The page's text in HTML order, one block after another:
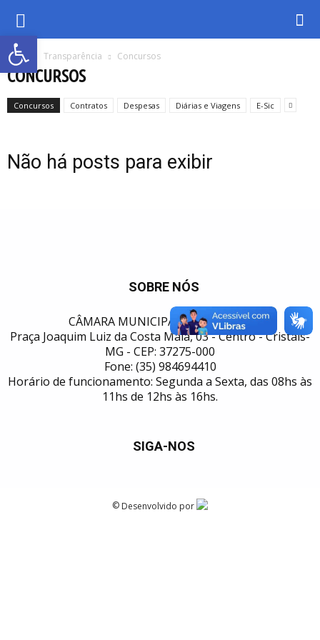
Abrir a barra de ferramentas
Inicio Transparência Concursos
CONCURSOS
Concursos Contratos Despesas Diárias e Viagens E-Sic
Não há posts para exibir
SOBRE NÓS
CÂMARA MUNICIPAL DE CRISTAIS
Praça Joaquim Luiz da Costa Maia, 03 - Centro - Cristais-
MG - CEP: 37275-000
Fone: (35) 984694410
Horário de funcionamento: Segunda a Sexta, das 08hs às
11hs de 12hs às 16hs.
SIGA-NOS
© Desenvolvido por